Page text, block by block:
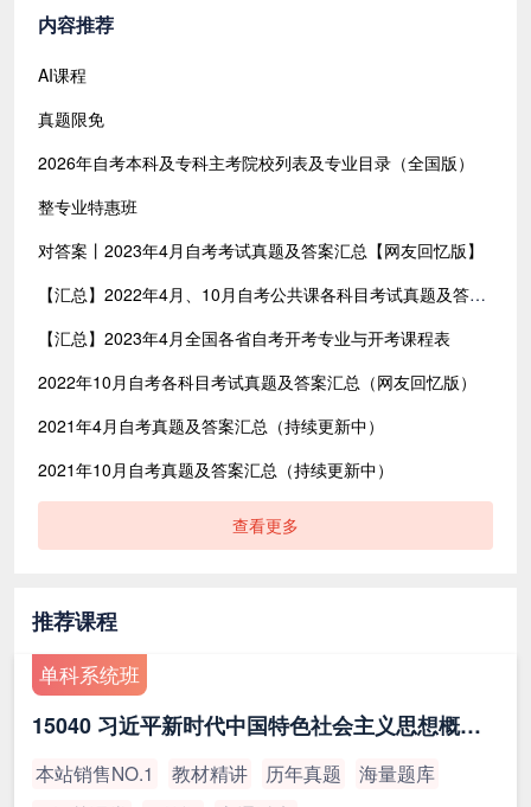
内容推荐
AI课程
真题限免
2026年自考本科及专科主考院校列表及专业目录（全国版）
整专业特惠班
对答案丨2023年4月自考考试真题及答案汇总【网友回忆版】
【汇总】2022年4月、10月自考公共课各科目考试真题及答案汇总（共含24科目）
【汇总】2023年4月全国各省自考开考专业与开考课程表
2022年10月自考各科目考试真题及答案汇总（网友回忆版）
2021年4月自考真题及答案汇总（持续更新中）
2021年10月自考真题及答案汇总（持续更新中）
查看更多
推荐课程
单科系统班
15040 习近平新时代中国特色社会主义思想概论（最新版）
本站销售NO.1 教材精讲 历年真题
海量题库